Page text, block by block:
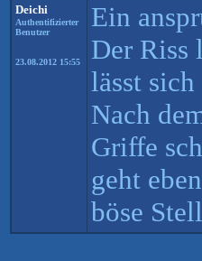
Deichi
Authentifizierter
Benutzer
23.08.2012 15:55
Ein
Der Riss
lässt
Nach
Griffe
geht
böse